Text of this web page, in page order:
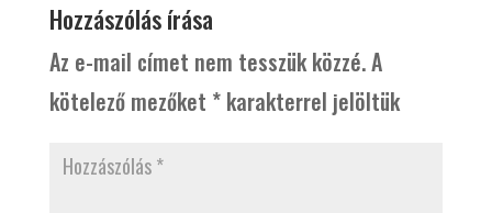
Hozzászólás írása
Az e-mail címet nem tesszük közzé.A
kötelező mezőket *karakterrel jelöltük